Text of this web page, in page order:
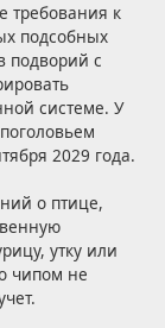
требования к
подсобных
подворий с
системе. У
2029 года.
о птице,
утку или
чипом не